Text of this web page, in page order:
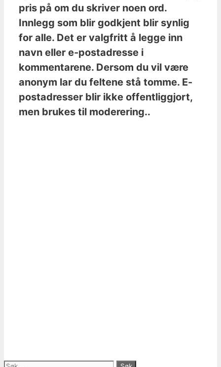
pris på om du skriver noen ord.
Innlegg som blir godkjent blir synlig
for alle. Det er valgfritt å legge inn
navn eller e-postadresse i
kommentarene. Dersom du vil være
anonym lar du feltene stå tomme. E-
postadresser blir ikke offentliggjort,
men brukes til moderering..